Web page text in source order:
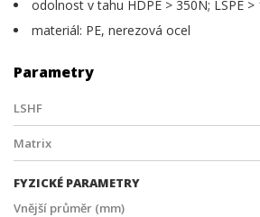
odolnost v tahu HDPE > 350N; LSPE >
materiál: PE, nerezová ocel
Parametry
LSHF
Matrix
FYZICKÉ PARAMETRY
Vnější průměr (mm)